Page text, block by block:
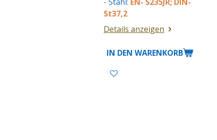
St37,2
Details anzeigen
IN DEN WARENKORB